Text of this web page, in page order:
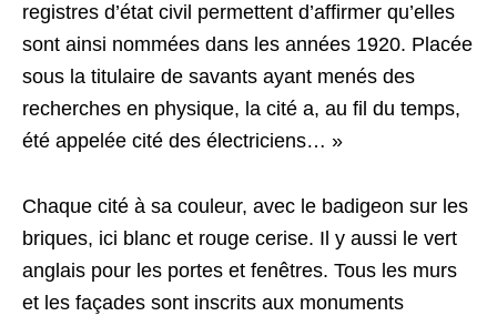
registres d’état civil permettent d’affirmer qu’elles
sont ainsi nommées dans les années 1920. Placée
sous la titulaire de savants ayant menés des
recherches en physique, la cité a, au fil du temps,
été appelée cité des électriciens… »
Chaque cité à sa couleur, avec le badigeon sur les
briques, ici blanc et rouge cerise. Il y aussi le vert
anglais pour les portes et fenêtres. Tous les murs
et les façades sont inscrits aux monuments